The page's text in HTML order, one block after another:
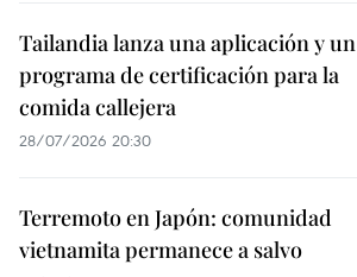
Tailandia lanza una aplicación y un
programa de certificación para la
comida callejera
28/07/2026 20:30
Terremoto en Japón: comunidad
vietnamita permanece a salvo